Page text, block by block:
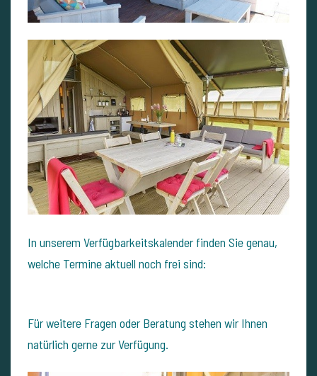
In unserem Verfügbarkeitskalender finden Sie genau,
welche Termine aktuell noch frei sind:
Für weitere Fragen oder Beratung stehen wir Ihnen
natürlich gerne zur Verfügung.